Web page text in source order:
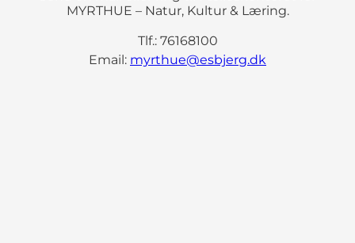
MYRTHUE – Natur, Kultur & Læring.
Tlf.: 76168100
Email: myrthue@esbjerg.dk